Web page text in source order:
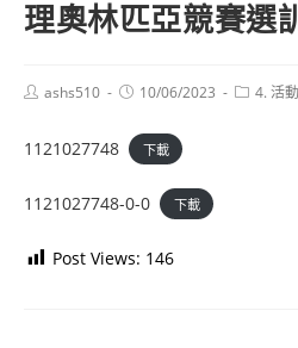
理奧林匹亞競賽選
Postashs510
Post10/06/2023
Post4. 活
1121027748 下載
1121027748-0-0 下載
Post Views: 146